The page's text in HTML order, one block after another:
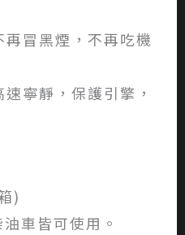
冒黑煙，不再吃機
寧靜，保護引擎，
)
車皆可使用。